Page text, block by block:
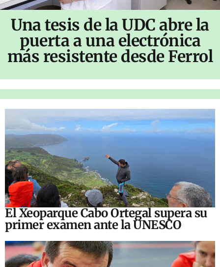
Una tesis de la UDC abre la
puerta a una electrónica
más resistente desde Ferrol
El Xeoparque Cabo Ortegal supera su
primer examen ante la UNESCO